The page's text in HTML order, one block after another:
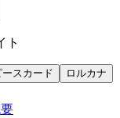
ト
ースカード
ロルカナ